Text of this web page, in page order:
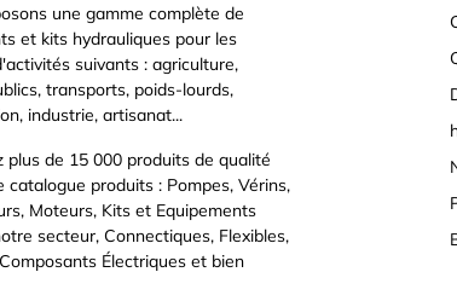
une gamme complète de
et kits hydrauliques pour les
suivants : agriculture,
transports, poids-lourds,
industrie, artisanat...
plus de 15 000 produits de qualité
catalogue produits : Pompes, Vérins,
Moteurs, Kits et Equipements
secteur, Connectiques, Flexibles,
Électriques et bien